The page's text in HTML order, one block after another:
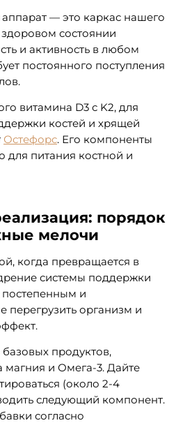
— это каркас нашего
состоянии
и активность в любом
постоянного поступления
витамина D3 с K2, для
костей и хрящей
Остефорс. Его компоненты
для питания костной и
порядок
мелочи
когда превращается в
системы поддержки
и
организм и
продуктов,
магния и Омега-3. Дайте
(около 2-4
следующий компонент.
согласно